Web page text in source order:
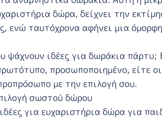
δώρα, δείχνει την
ενώ ταυτόχρονα αφήνει μια
ψάχνουν ιδέες για δωράκια πάρτυ;
προσωποποιημένο, είτε
με την επιλογή σου.
σωστού δώρου
για ευχαριστήρια δώρα για